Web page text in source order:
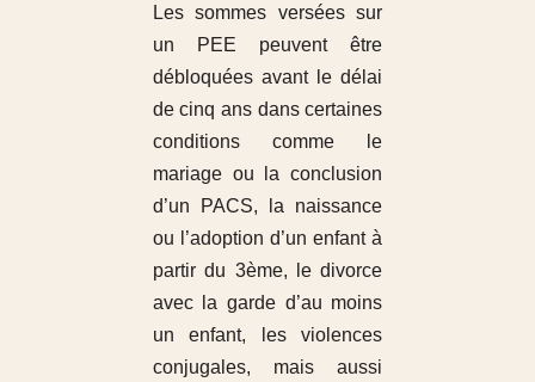
Les sommes versées sur
un PEE peuvent être
débloquées avant le délai
de cinq ans dans certaines
conditions comme le
mariage ou la conclusion
d’un PACS, la naissance
ou l’adoption d’un enfant à
partir du 3ème, le divorce
avec la garde d’au moins
un enfant, les violences
conjugales, mais aussi